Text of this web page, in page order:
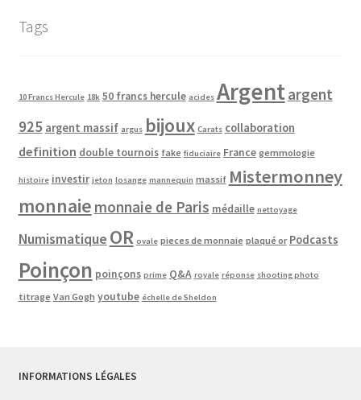
Tags
10 Francs Hercule 18k 50 francs hercule acides Argentargent
925 argent massif argus bijoux Carats collaboration
definition double tournois fake fiduciaire France gemmologie
histoire investir jeton losange mannequin massif Mistermonney
monnaie monnaie de Paris médaille nettoyage
Numismatique OR ovale pieces de monnaie plaqué or Podcasts
Poinçon poinçons prime Q&A royale réponse shooting photo
titrage Van Gogh youtube échelle de Sheldon
INFORMATIONS LÉGALES